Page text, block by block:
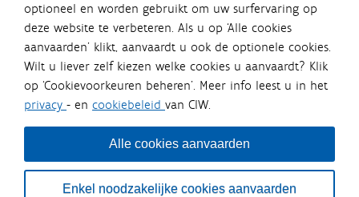
optioneel en worden gebruikt om uw surfervaring op
deze website te verbeteren. Als u op ‘Alle cookies
aanvaarden’ klikt, aanvaardt u ook de optionele cookies.
Wilt u liever zelf kiezen welke cookies u aanvaardt? Klik
op ‘Cookievoorkeuren beheren’. Meer info leest u in het
privacy - en cookiebeleid van CIW.
Alle cookies aanvaarden
Enkel noodzakelijke cookies aanvaarden
Integraalwaterbeleid.be is een
officiële website van de Vlaamse
overheid
uitgegeven door Coördinatiecommissie Integraal
Waterbeleid
De Coördinatiecommissie Integraal Waterbeleid (CIW) is een
bestuursniveaus die bij het waterbeleid betrokken zijn. Ook
waterbedrijven nemen deel aan het overleg. Deze
samenwerking zorgt voor een gecoördineerde en
geïntegreerde aanpak van het waterbeleid en waterbeheer
in Vlaanderen.